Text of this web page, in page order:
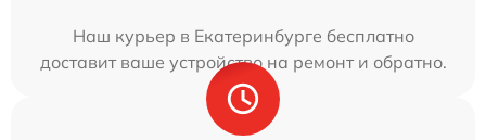
Наш курьер в Екатеринбурге бесплатно
доставит ваше устройство на ремонт и обратно.